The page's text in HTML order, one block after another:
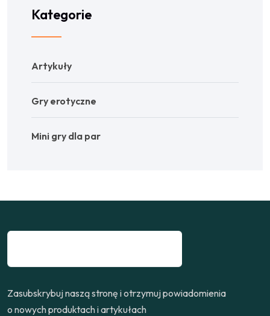
Kategorie
Artykuły
Gry erotyczne
Mini gry dla par
Zasubskrybuj naszą stronę i otrzymuj powiadomienia
o nowych produktach i artykułach